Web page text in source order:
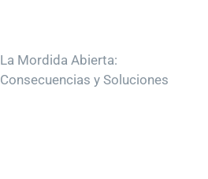
La Mordida Abierta:
Consecuencias y Soluciones